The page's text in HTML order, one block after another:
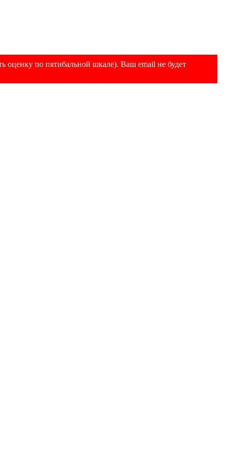
оценку по пятибальной шкале). Ваш email не будет